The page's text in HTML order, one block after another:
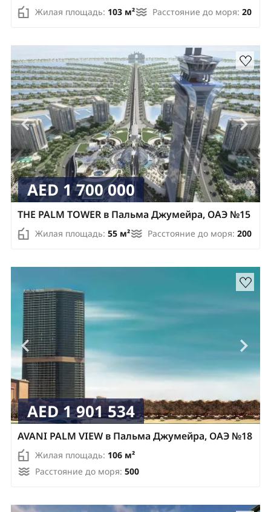
Жилая площадь: 103 м² Расстояние до моря: 20
AED 1 700 000
THE PALM TOWER в Пальма Джумейра, ОАЭ №15
Жилая площадь: 55 м² Расстояние до моря: 200
AED 1 901 534
AVANI PALM VIEW в Пальма Джумейра, ОАЭ №18
Жилая площадь: 106 м²
Расстояние до моря: 500